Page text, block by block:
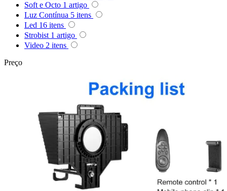
Ripoint
Sekonic
Smallrig
Sokani
Somita
Soft e Octo 1 artigo
Luz Contínua 5 itens
Led 16 itens
Strobist 1 artigo
Video 2 itens
Preço